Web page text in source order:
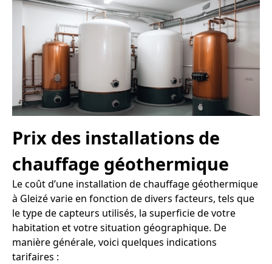
Prix des installations de
chauffage géothermique
Le coût d’une installation de chauffage géothermique
à Gleizé varie en fonction de divers facteurs, tels que
le type de capteurs utilisés, la superficie de votre
habitation et votre situation géographique. De
manière générale, voici quelques indications
tarifaires :